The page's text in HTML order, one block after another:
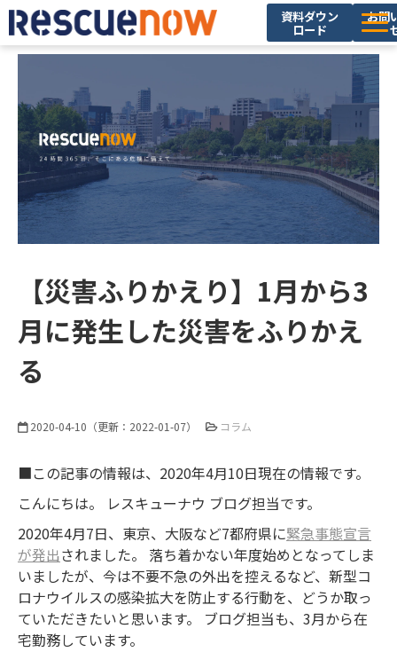
資料ダウン
ロード
お問
セミナー・イベント
ブログ
お役立ち資料
ニュース
企業情報
【災害ふりかえり】1月から3
月に発生した災害をふりかえ
る
2020-04-10 （更新： 2022-01-07） コラム
■この記事の情報は、2020年4月10日現在の情報です。
こんにちは。 レスキューナウ ブログ担当です。
2020年4月7日、東京、大阪など7都府県に緊急事態宣言
が発出されました。 落ち着かない年度始めとなってしま
いましたが、今は不要不急の外出を控えるなど、新型コ
ロナウイルスの感染拡大を防止する行動を、どうか取っ
ていただきたいと思います。 ブログ担当も、3月から在
宅勤務しています。